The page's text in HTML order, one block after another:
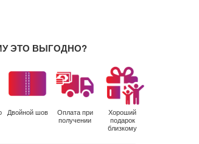
ЭТО ВЫГОДНО?
Двойной шов
Оплата при
получении
Хороший
подарок
близкому